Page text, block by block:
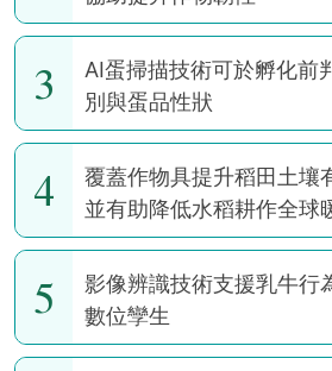
3
AI蛋掃描技術可於孵化前
別與蛋品性狀
4
覆蓋作物具提升稻田土壤
並有助降低水稻耕作全球
5
影像辨識技術支援乳牛行
數位孿生